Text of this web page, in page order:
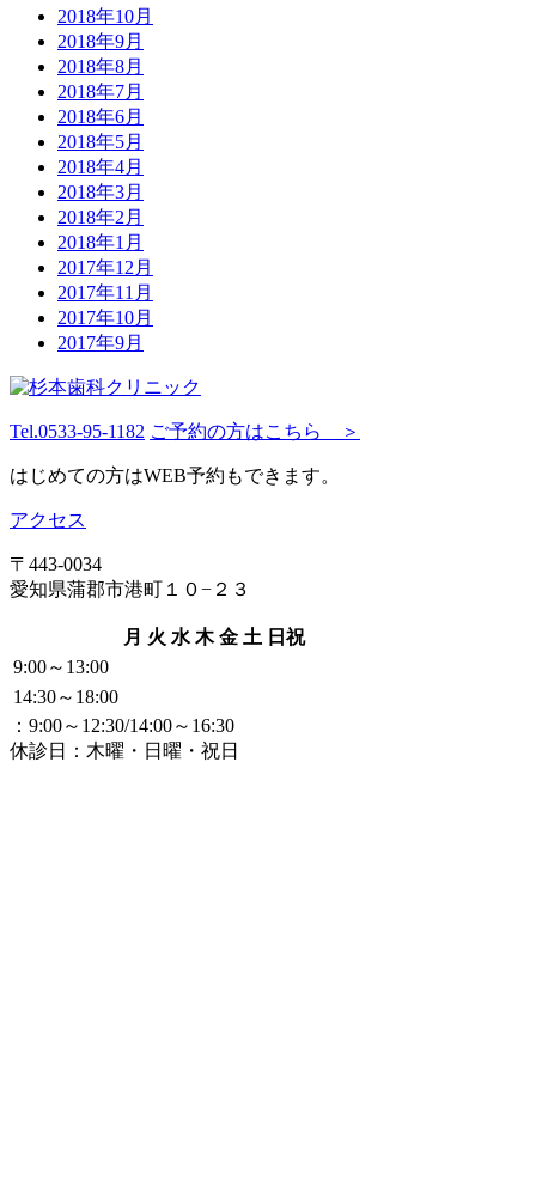
2018年10月
2018年9月
2018年8月
2018年7月
2018年6月
2018年5月
2018年4月
2018年3月
2018年2月
2018年1月
2017年12月
2017年11月
2017年10月
2017年9月
Tel.0533-95-1182 ご予約の方はこちら ＞
はじめての方はWEB予約もできます。
アクセス
〒443-0034
愛知県蒲郡市港町１０−２３
月 火 水 木 金 土 日祝
9:00～13:00
14:30～18:00
：9:00～12:30/14:00～16:30
休診日：木曜・日曜・祝日